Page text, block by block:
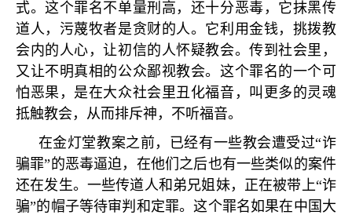
式。这个罪名不单量刑高，还十分恶毒，它抹黑传
道人，污蔑牧者是贪财的人。它利用金钱，挑拨教
会内的人心，让初信的人怀疑教会。传到社会里，
又让不明真相的公众鄙视教会。这个罪名的一个可
怕恶果，是在大众社会里丑化福音，叫更多的灵魂
抵触教会，从而排斥神，不听福音。
在金灯堂教案之前，已经有一些教会遭受过“诈
骗罪” 的恶毒逼迫，在他们之后也有一些类似的案件
还在发生。一些传道人和弟兄姐妹，正在被带上“诈
骗”的帽子等待审判和定罪。这个罪名如果在中国大